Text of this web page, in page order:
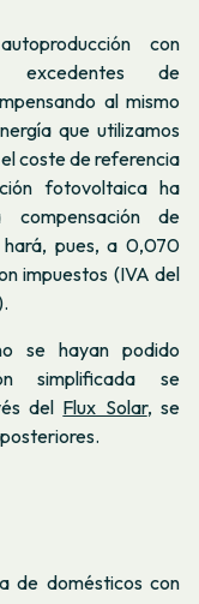
con
excedentes de
al mismo
que utilizamos
coste de referencia
fotovoltaica ha
compensación de
pues, a 0,070
impuestos (IVA del
se hayan podido
simplificada se
del Flux Solar, se
de domésticos con